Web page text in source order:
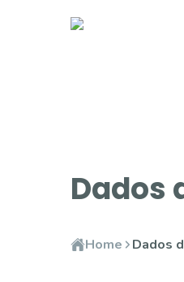
Dados
Home Dados